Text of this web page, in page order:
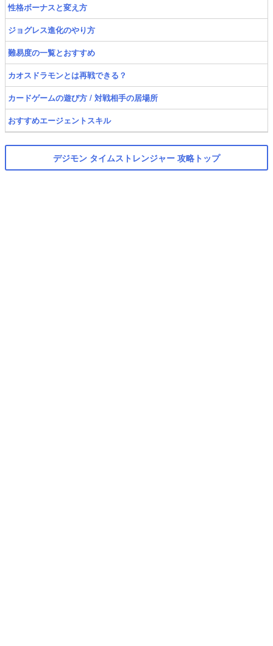
性格ボーナスと変え方
ジョグレス進化のやり方
難易度の一覧とおすすめ
カオスドラモンとは再戦できる？
カードゲームの遊び方 / 対戦相手の居場所
おすすめエージェントスキル
デジモン タイムストレンジャー 攻略トップ